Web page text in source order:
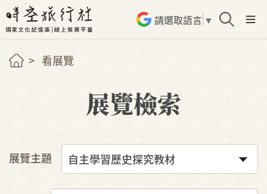
請選取語言 ▼
看展覽
展覽檢索
展覽主題